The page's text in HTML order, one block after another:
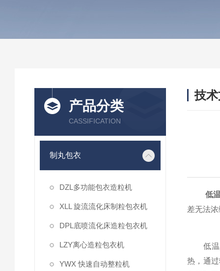
产品分类
CASSIFICATION
制丸包衣
DZL多功能包衣造粒机
XLL 旋流流化床制粒包衣机
DPL底喷流化床造粒包衣机
LZY离心造粒包衣机
YWX 快速自动整粒机
技
低
差无法
低温真
热，通